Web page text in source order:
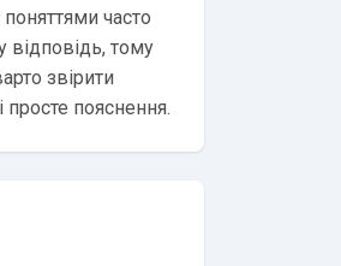
часто
відповідь, тому
звірити
просте пояснення.